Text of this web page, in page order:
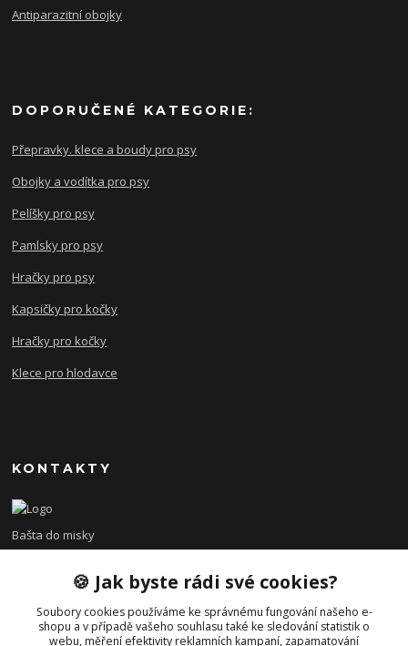
Antiparazitní obojky
DOPORUČENÉ KATEGORIE:
Přepravky. klece a boudy pro psy
Obojky a vodítka pro psy
Pelíšky pro psy
Pamlsky pro psy
Hračky pro psy
Kapsičky pro kočky
Hračky pro kočky
Klece pro hlodavce
KONTAKTY
Bašta do misky
+420 608 479 610
po - pá 8:00 - 15:00
info@bastadomisky.cz
🍪 Jak byste rádi své cookies?
Soubory cookies používáme ke správnému fungování našeho e-
shopu a v případě vašeho souhlasu také ke sledování statistik o
webu, měření efektivity reklamních kampaní, zapamatování